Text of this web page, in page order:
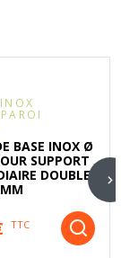
BASE INOX Ø
SUPPORT
DOUBLE
TTC